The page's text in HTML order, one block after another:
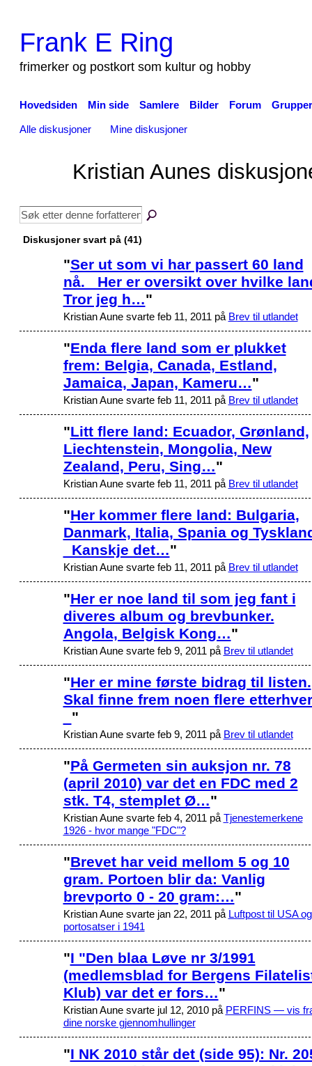
Frank E Ring
frimerker og postkort som kultur og hobby
Hovedsiden Min side Samlere Bilder Forum Grupper
Alle diskusjoner Mine diskusjoner
Kristian Aunes
Diskusjoner svart på (41)
"Ser ut som vi har passert 60 land
nå. Her er oversikt over hvilke
Tror jeg h…"
Kristian Aune svarte feb 11, 2011 på Brev til utlandet
"Enda flere land som er plukket
frem: Belgia, Canada, Estland,
Jamaica, Japan, Kameru…"
Kristian Aune svarte feb 11, 2011 på Brev til utlandet
"Litt flere land: Ecuador, Grønland,
Liechtenstein, Mongolia, New
Zealand, Peru, Sing…"
Kristian Aune svarte feb 11, 2011 på Brev til utlandet
"Her kommer flere land: Bulgaria,
Danmark, Italia, Spania og
Kanskje det…"
Kristian Aune svarte feb 11, 2011 på Brev til utlandet
"Her er noe land til som jeg fant i
diveres album og brevbunker.
Angola, Belgisk Kong…"
Kristian Aune svarte feb 9, 2011 på Brev til utlandet
"Her er mine første bidrag til listen.
Skal finne frem noen flere
"
Kristian Aune svarte feb 9, 2011 på Brev til utlandet
"På Germeten sin auksjon nr. 78
(april 2010) var det en FDC med 2
stk. T4, stemplet Ø…"
Kristian Aune svarte feb 4, 2011 på Tjenestemerkene
1926 - hvor mange "FDC"?
"Brevet har veid mellom 5 og 10
gram. Portoen blir da: Vanlig
brevporto 0 - 20 gram:…"
Kristian Aune svarte jan 22, 2011 på Luftpost til USA og
portosatser i 1941
"I "Den blaa Løve nr 3/1991
(medlemsblad for Bergens
Klub) var det er fors…"
Kristian Aune svarte jul 12, 2010 på PERFINS — vis
dine norske gjennomhullinger
"I NK 2010 står det (side 95): Nr.